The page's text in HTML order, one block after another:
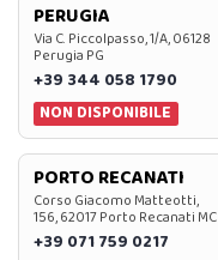
PERUGIA
Via C. Piccolpasso, 1/A, 06128
Perugia PG
+39 344 058 1790
NON DISPONIBILE
PORTO RECANATI
Corso Giacomo Matteotti,
156, 62017 Porto Recanati MC
+39 071 759 0217